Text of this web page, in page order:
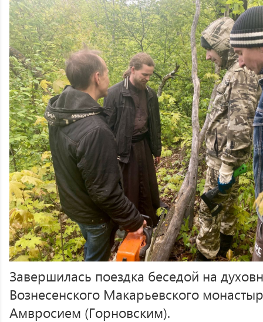
Завершилась поездка беседой на
Вознесенского Макарьевского
Амвросием (Горновским).